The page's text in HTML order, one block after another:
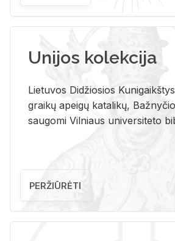
Unijos kolekcija
Lietuvos Didžiosios
graikų apeigų katalikų,
saugomi Vilniaus universiteto
PERŽIŪRĖTI